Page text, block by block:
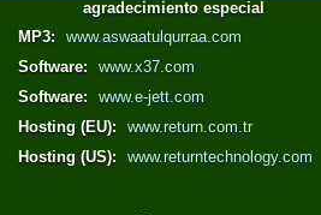
agradecimiento especial
MP3:
www.aswaatulqurraa.com
Software:
www.x37.com
Software:
www.e-jett.com
Hosting (EU):
www.return.com.tr
Hosting (US):
www.returntechnology.com